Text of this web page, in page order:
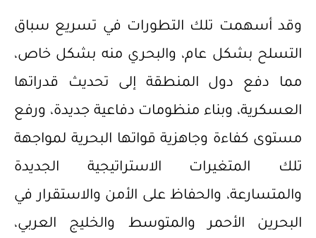
وقد أسهمت تلك التطورات في تسريع سباق
التسلح بشكل عام، والبحري منه بشكل خاص،
مما دفع دول المنطقة إلى تحديث قدراتها
العسكرية، وبناء منظومات دفاعية جديدة، ورفع
مستوى كفاءة وجاهزية قواتها البحرية لمواجهة
تلك المتغيرات الاستراتيجية الجديدة
والمتسارعة، والحفاظ على الأمن والاستقرار في
البحرين الأحمر والمتوسط والخليج العربي،